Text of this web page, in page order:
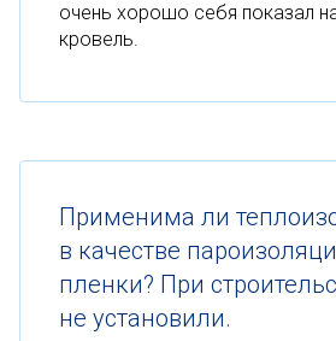
очень хорошо себя показал
кровель.
Применима ли
в качестве
пленки? При
не установили.